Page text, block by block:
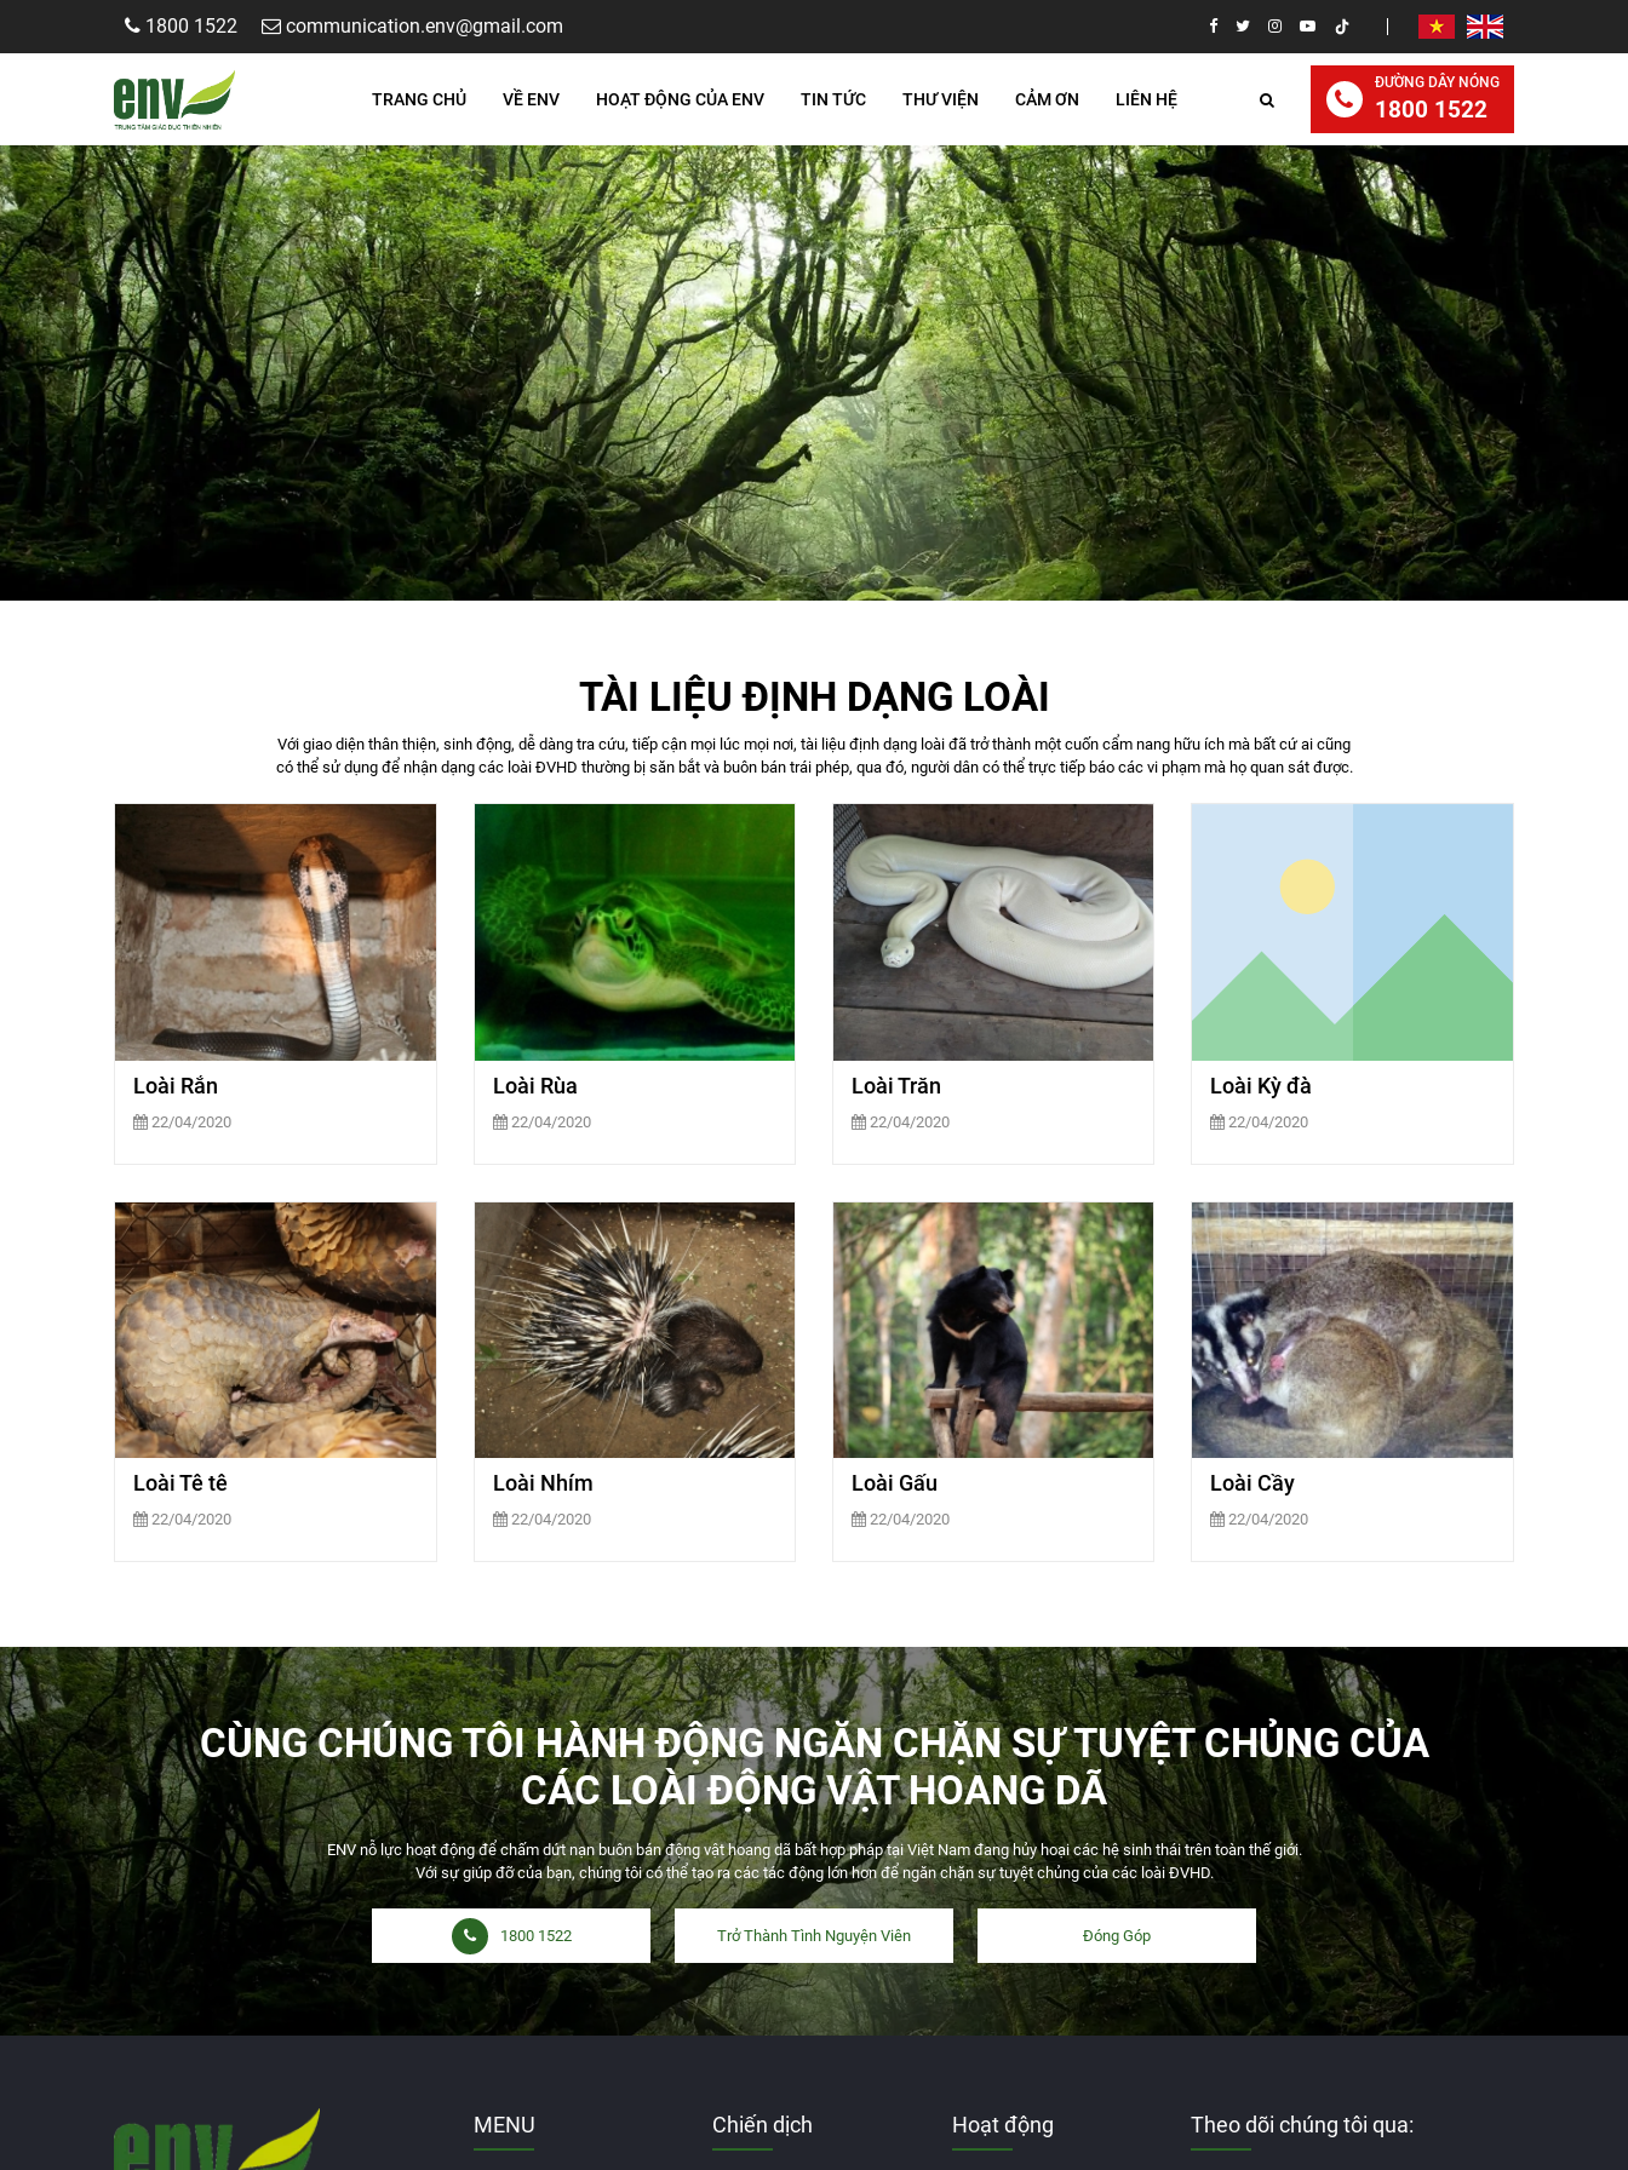
1800 1522 communication.env@gmail.com
TRANG CHỦ VỀ ENV HOẠT ĐỘNG CỦA ENV TIN TỨC THƯ VIỆN CẢM ƠN LIÊN HỆ
ĐƯỜNG DÂY NÓNG
1800 1522
TÀI LIỆU ĐỊNH DẠNG LOÀI
Với giao diện thân thiện, sinh động, dễ dàng tra cứu, tiếp cận mọi lúc mọi nơi, tài liệu định dạng loài đã trở thành một cuốn cẩm nang hữu ích mà bất cứ ai cũng
có thể sử dụng để nhận dạng các loài ĐVHD thường bị săn bắt và buôn bán trái phép, qua đó, người dân có thể trực tiếp báo các vi phạm mà họ quan sát được.
Loài Rắn
22/04/2020
Loài Rùa
22/04/2020
Loài Trăn
22/04/2020
Loài Kỳ đà
22/04/2020
Loài Tê tê
22/04/2020
Loài Nhím
22/04/2020
Loài Gấu
22/04/2020
Loài Cầy
22/04/2020
CÙNG CHÚNG TÔI HÀNH ĐỘNG NGĂN CHẶN SỰ TUYỆT CHỦNG CỦA
CÁC LOÀI ĐỘNG VẬT HOANG DÃ
ENV nỗ lực hoạt động để chấm dứt nạn buôn bán động vật hoang dã bất hợp pháp tại Việt Nam đang hủy hoại các hệ sinh thái trên toàn thế giới.
Với sự giúp đỡ của bạn, chúng tôi có thể tạo ra các tác động lớn hơn để ngăn chặn sự tuyệt chủng của các loài ĐVHD.
1800 1522 Trở Thành Tình Nguyện Viên Đóng Góp
MENU Chiến dịch Hoạt động Theo dõi chúng tôi qua: